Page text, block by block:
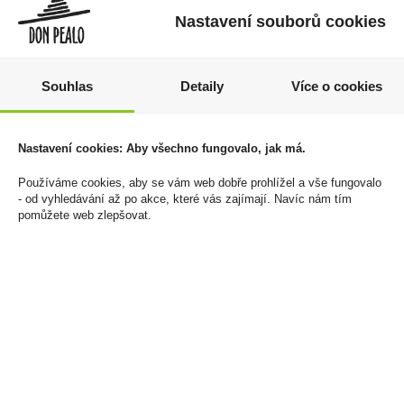
Tatratea 0,7l 22%
459 Kč
Cena za:1 ks
Bohemia Sekt Brut
0,375l 12,5%
89 Kč
Nastavení souborů cookies
Souhlas Detaily Více o cookies
Nastavení cookies: Aby všechno fungovalo, jak má.
Používáme cookies, aby se vám web dobře prohlížel a vše fungovalo
- od vyhledávání až po akce, které vás zajímají. Navíc nám tím
pomůžete web zlepšovat.